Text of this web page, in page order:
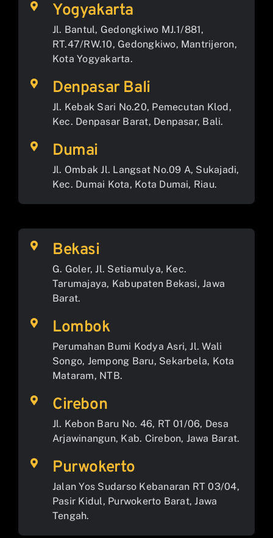
Yogyakarta
Jl. Bantul, Gedongkiwo MJ.1/881,
RT.47/RW.10, Gedongkiwo, Mantrijeron,
Kota Yogyakarta.
Denpasar Bali
Jl. Kebak Sari No.20, Pemecutan Klod,
Kec. Denpasar Barat, Denpasar, Bali.
Dumai
Jl. Ombak Jl. Langsat No.09 A, Sukajadi,
Kec. Dumai Kota, Kota Dumai, Riau.
Bekasi
G. Goler, Jl. Setiamulya, Kec.
Tarumajaya, Kabupaten Bekasi, Jawa
Barat.
Lombok
Perumahan Bumi Kodya Asri, Jl. Wali
Songo, Jempong Baru, Sekarbela, Kota
Mataram, NTB.
Cirebon
Jl. Kebon Baru No. 46, RT 01/06, Desa
Arjawinangun, Kab. Cirebon, Jawa Barat.
Purwokerto
Jalan Yos Sudarso Kebanaran RT 03/04,
Pasir Kidul, Purwokerto Barat, Jawa
Tengah.